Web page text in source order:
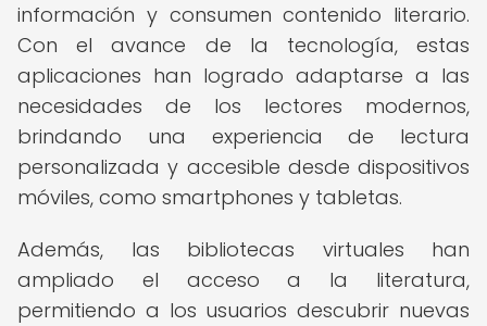
información y consumen contenido literario.
Con el avance de la tecnología, estas
aplicaciones han logrado adaptarse a las
necesidades de los lectores modernos,
brindando una experiencia de lectura
personalizada y accesible desde dispositivos
móviles, como smartphones y tabletas.
Además, las bibliotecas virtuales han
ampliado el acceso a la literatura,
permitiendo a los usuarios descubrir nuevas